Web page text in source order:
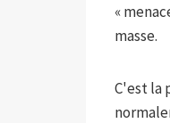
«
masse.
C'est la